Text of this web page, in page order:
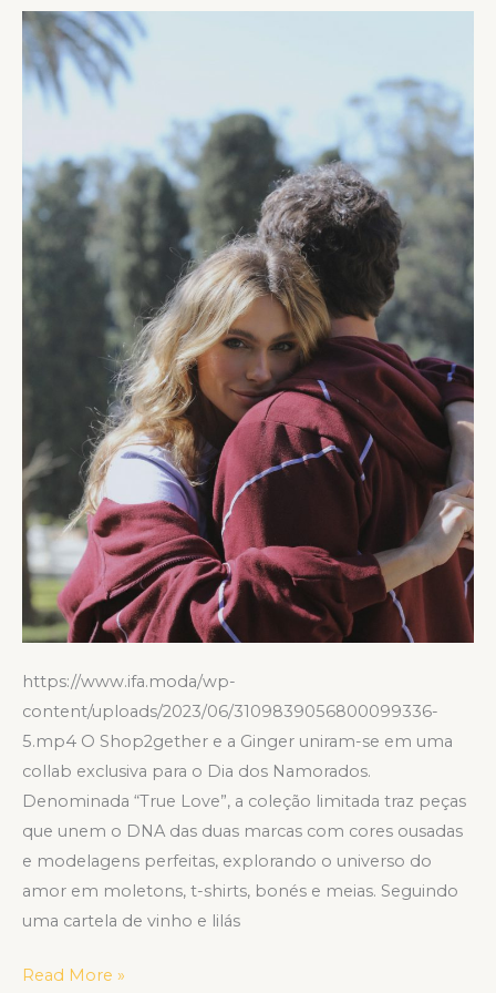
https://www.ifa.moda/wp-
content/uploads/2023/06/3109839056800099336-
5.mp4 O Shop2gether e a Ginger uniram-se em uma
collab exclusiva para o Dia dos Namorados.
Denominada “True Love”, a coleção limitada traz peças
que unem o DNA das duas marcas com cores ousadas
e modelagens perfeitas, explorando o universo do
amor em moletons, t-shirts, bonés e meias. Seguindo
uma cartela de vinho e lilás
RUY
BARBOSA,
LANÇAM
COLLAB
Read More »